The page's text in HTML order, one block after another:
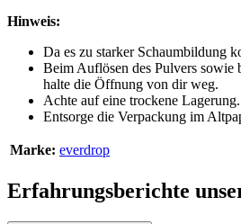
Hinweis:
Da es zu starker Schaumbildung
Beim Auflösen des Pulvers sowie
halte die Öffnung von dir weg.
Achte auf eine trockene Lagerung.
Entsorge die Verpackung im
Marke: everdrop
Erfahrungsberichte